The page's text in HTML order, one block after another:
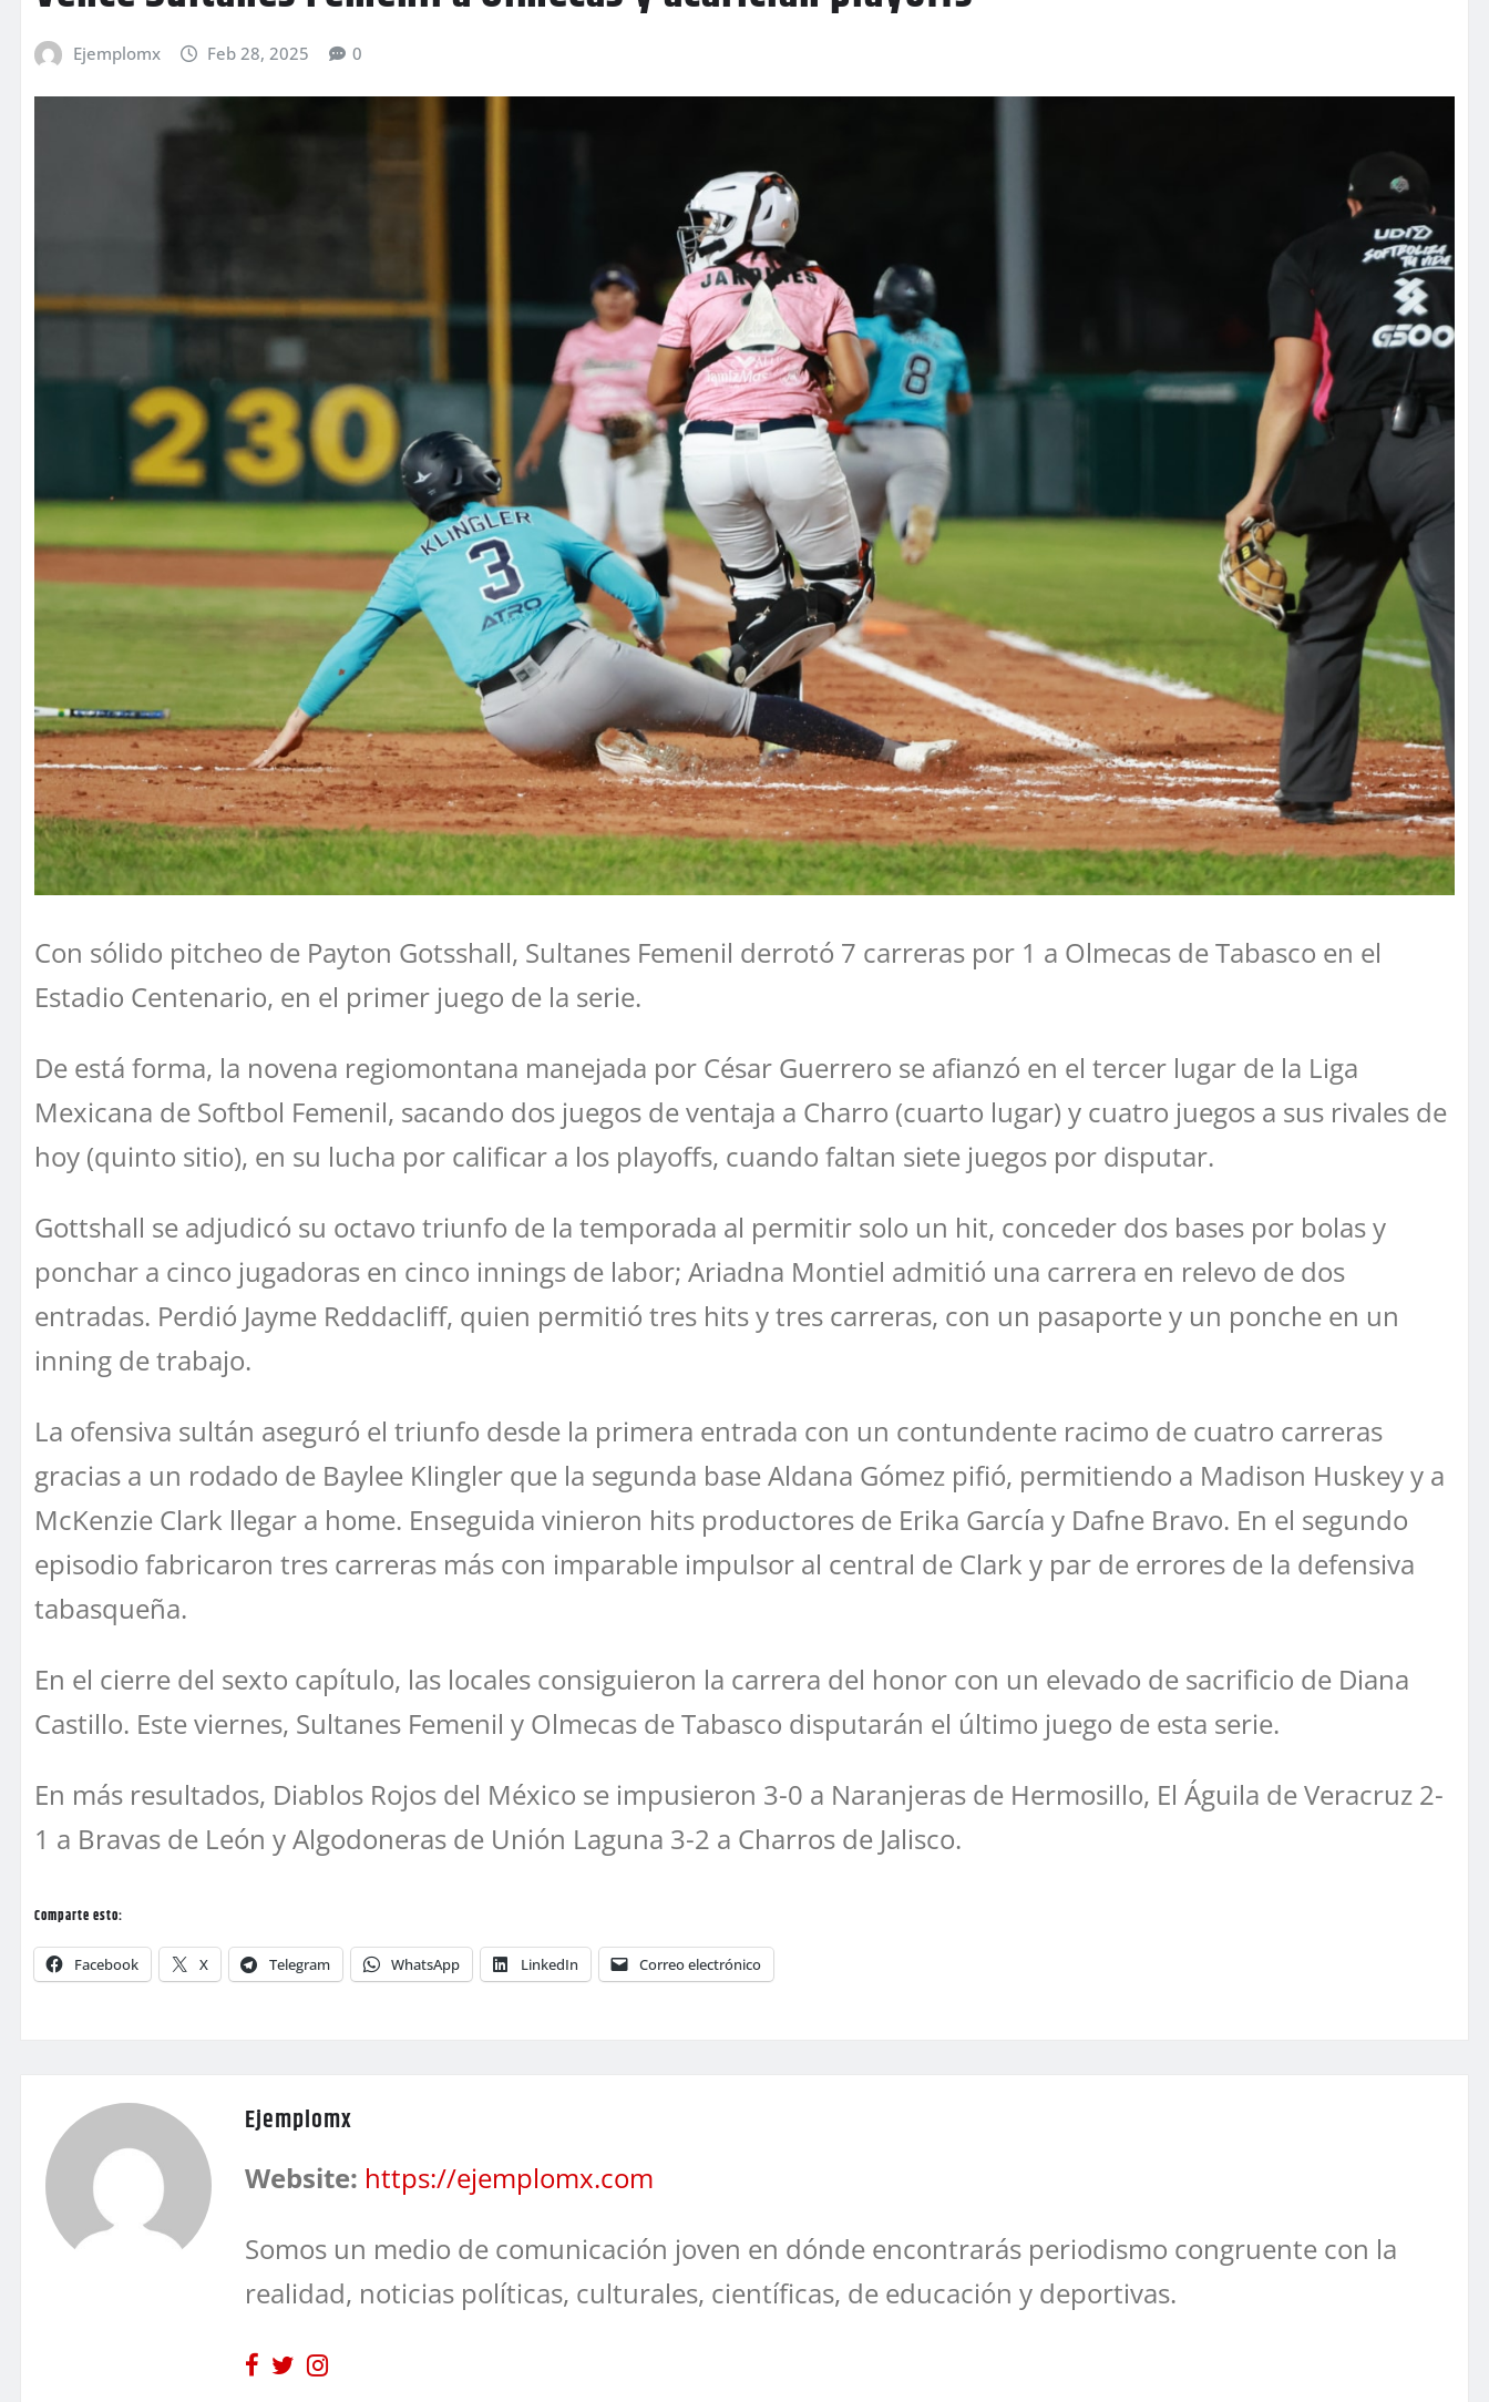
Ejemplomx Feb 28, 2025 0
Con sólido pitcheo de Payton Gotsshall, Sultanes Femenil derrotó 7 carreras por 1 a Olmecas de Tabasco en el
Estadio Centenario, en el primer juego de la serie.
De está forma, la novena regiomontana manejada por César Guerrero se afianzó en el tercer lugar de la Liga
Mexicana de Softbol Femenil, sacando dos juegos de ventaja a Charro (cuarto lugar) y cuatro juegos a sus rivales de
hoy (quinto sitio), en su lucha por calificar a los playoffs, cuando faltan siete juegos por disputar.
Gottshall se adjudicó su octavo triunfo de la temporada al permitir solo un hit, conceder dos bases por bolas y
ponchar a cinco jugadoras en cinco innings de labor; Ariadna Montiel admitió una carrera en relevo de dos
entradas. Perdió Jayme Reddacliff, quien permitió tres hits y tres carreras, con un pasaporte y un ponche en un
inning de trabajo.
La ofensiva sultán aseguró el triunfo desde la primera entrada con un contundente racimo de cuatro carreras
gracias a un rodado de Baylee Klingler que la segunda base Aldana Gómez pifió, permitiendo a Madison Huskey y a
McKenzie Clark llegar a home. Enseguida vinieron hits productores de Erika García y Dafne Bravo. En el segundo
episodio fabricaron tres carreras más con imparable impulsor al central de Clark y par de errores de la defensiva
tabasqueña.
En el cierre del sexto capítulo, las locales consiguieron la carrera del honor con un elevado de sacrificio de Diana
Castillo. Este viernes, Sultanes Femenil y Olmecas de Tabasco disputarán el último juego de esta serie.
En más resultados, Diablos Rojos del México se impusieron 3-0 a Naranjeras de Hermosillo, El Águila de Veracruz 2-
1 a Bravas de León y Algodoneras de Unión Laguna 3-2 a Charros de Jalisco.
Comparte esto:
Facebook X Telegram WhatsApp LinkedIn Correo electrónico
Ejemplomx
Website: https://ejemplomx.com
Somos un medio de comunicación joven en dónde encontrarás periodismo congruente con la
realidad, noticias políticas, culturales, científicas, de educación y deportivas.